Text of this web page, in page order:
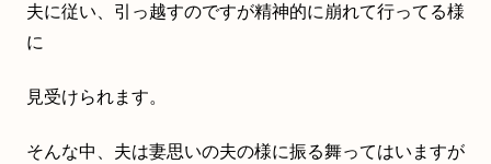
夫に従い、引っ越すのですが精神的に崩れて行ってる様
に
見受けられます。
そんな中、夫は妻思いの夫の様に振る舞ってはいますが